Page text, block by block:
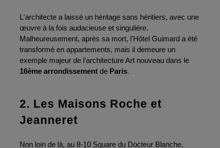
L'architecte a laissé un héritage sans héritiers, avec une
œuvre à la fois audacieuse et singulière.
Malheureusement, après sa mort, l'Hôtel Guimard a été
transformé en appartements, mais il demeure un
16ème arrondissement de Paris.
2. Les Maisons Roche et
Jeanneret
Non loin de là, au 8-10 Square du Docteur Blanche,